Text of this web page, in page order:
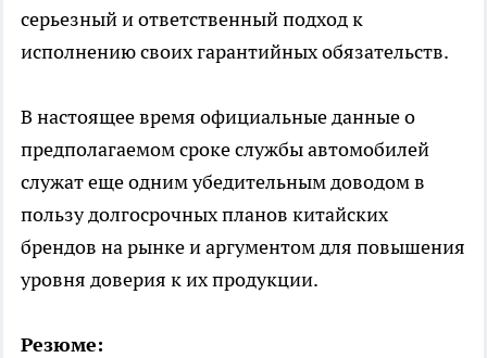
серьезный и ответственный подход к
исполнению своих гарантийных обязательств.
В настоящее время официальные данные о
предполагаемом сроке службы автомобилей
служат еще одним убедительным доводом в
пользу долгосрочных планов китайских
брендов на рынке и аргументом для повышения
уровня доверия к их продукции.
Резюме: